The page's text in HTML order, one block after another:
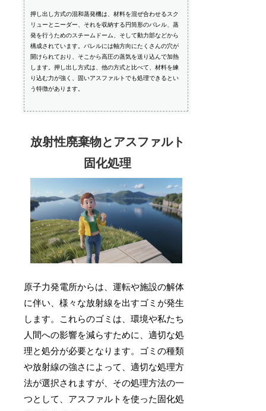
押し出し方式の混和蒸発機は、材料を混ぜ合わせるスク
リューとニーダー、それを収納する円筒形のバレル、蒸
発を行うためのスチームドーム、そして動力部などから
構成されています。バレルには軸方向にたくさんの穴が
開けられており、そこから高圧の蒸気を送り込んで加熱
します。押し出し方式は、他の方式と比べて、材料を練
り込む力が強く、固いアスファルトでも処理できるとい
う特徴があります。
放射性廃棄物とアスファルト
固化処理
原子力発電所からは、運転や施設の解体
に伴い、様々な放射線を出すゴミが発生
します。これらのゴミは、環境や私たち
人間への影響を減らすために、適切な処
理と処分が必要となります。ゴミの種類
や放射線の強さによって、適切な処理方
法が選択されますが、その処理方法の一
つとして、アスファルトを使った固化処